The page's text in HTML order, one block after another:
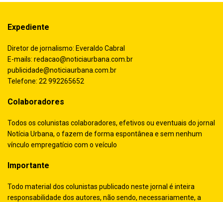
Expediente
Diretor de jornalismo: Everaldo Cabral
E-mails: redacao@noticiaurbana.com.br
publicidade@noticiaurbana.com.br
Telefone: 22 992265652
Colaboradores
Todos os colunistas colaboradores, efetivos ou eventuais do jornal
Notícia Urbana, o fazem de forma espontânea e sem nenhum
vínculo empregatício com o veículo
Importante
Todo material dos colunistas publicado neste jornal é inteira
responsabilidade dos autores, não sendo, necessariamente, a